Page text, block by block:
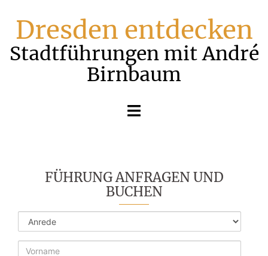
Inhalt
springen
Dresden entdecken
Stadtführungen mit André
Birnbaum
Menü
FÜHRUNG ANFRAGEN UND
BUCHEN
Anrede
Vorname